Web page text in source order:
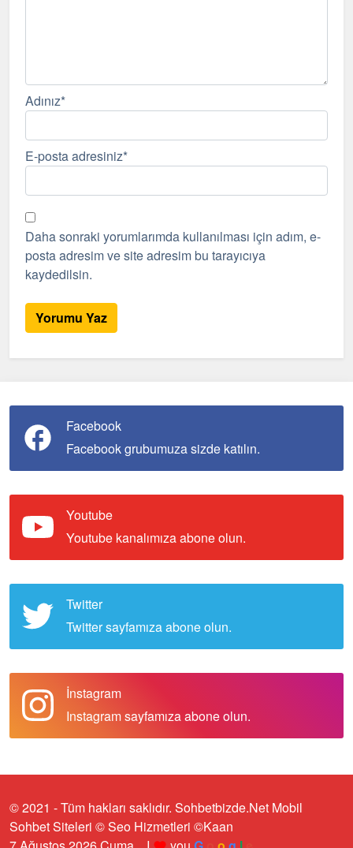
Adınız*
E-posta adresiniz*
Daha sonraki yorumlarımda kullanılması için adım, e-
posta adresim ve site adresim bu tarayıcıya
kaydedilsin.
Facebook
Facebook grubumuza sizde katılın.
Youtube
Youtube kanalımıza abone olun.
Twitter
Twitter sayfamıza abone olun.
İnstagram
Instagram sayfamıza abone olun.
© 2021 - Tüm hakları saklıdır. Sohbetbizde.Net Mobil
Sohbet Siteleri © Seo Hizmetleri ©Kaan